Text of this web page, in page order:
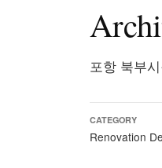
포항 북부
CATEGORY
Renovation